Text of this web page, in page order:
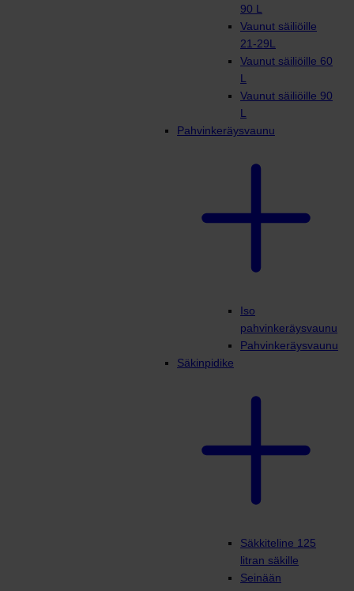
90 L
Vaunut säiliöille
21-29L
Vaunut säiliöille 60
L
Vaunut säiliöille 90
L
Pahvinkeräysvaunu
Iso
pahvinkeräysvaunu
Pahvinkeräysvaunu
Säkinpidike
Säkkiteline 125
litran säkille
Seinään